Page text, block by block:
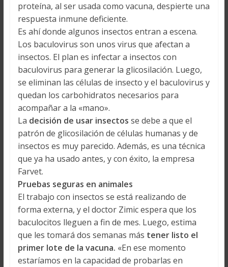
proteína, al ser usada como vacuna, despierte una
respuesta inmune deficiente.
Es ahí donde algunos insectos entran a escena.
Los baculovirus son unos virus que afectan a
insectos. El plan es infectar a insectos con
baculovirus para generar la glicosilación. Luego,
se eliminan las células de insecto y el baculovirus y
quedan los carbohidratos necesarios para
acompañar a la «mano».
La decisión de usar insectos se debe a que el
patrón de glicosilación de células humanas y de
insectos es muy parecido. Además, es una técnica
que ya ha usado antes, y con éxito, la empresa
Farvet.
Pruebas seguras en animales
El trabajo con insectos se está realizando de
forma externa, y el doctor Zimic espera que los
baculocitos lleguen a fin de mes. Luego, estima
que les tomará dos semanas más tener listo el
primer lote de la vacuna. «En ese momento
estaríamos en la capacidad de probarlas en